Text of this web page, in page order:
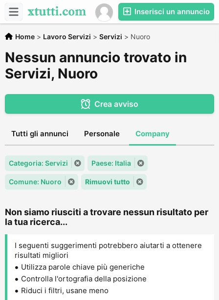
Inserisci un annuncio
Home > Lavoro Servizi > Servizi > Nuoro
Nessun annuncio trovato in
Servizi, Nuoro
Crea avviso
Tutti gli annunci Personale Company
Categoria: Servizi Paese: Italia
Comune: Nuoro Rimuovi tutto
Non siamo riusciti a trovare nessun risultato per
la tua ricerca...
I seguenti suggerimenti potrebbero aiutarti a ottenere
risultati migliori
Utilizza parole chiave più generiche
Controlla l'ortografia della posizione
Riduci i filtri, usane meno